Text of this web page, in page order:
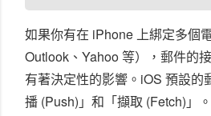
如果你有在 iPhone 上綁定多個
Outlook、Yahoo 等），郵件的
有著決定性的影響。iOS 預設的
播 (Push)」和「擷取 (Fetch)」